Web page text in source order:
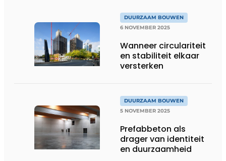
DUURZAAM BOUWEN
6 NOVEMBER 2025
Wanneer circulariteit
en stabiliteit elkaar
versterken
DUURZAAM BOUWEN
5 NOVEMBER 2025
Prefabbeton als
drager van identiteit
en duurzaamheid